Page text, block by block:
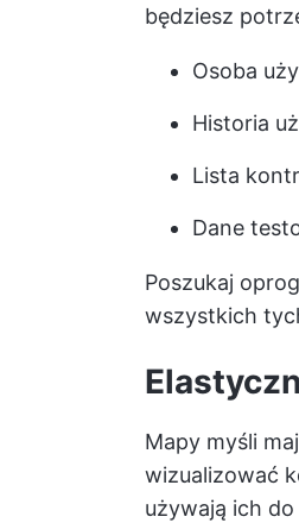
będziesz
Osoba
Historia
Lista
Dane
Poszukaj
wszystkich
Mapy myśli
wizualizować
używają ich